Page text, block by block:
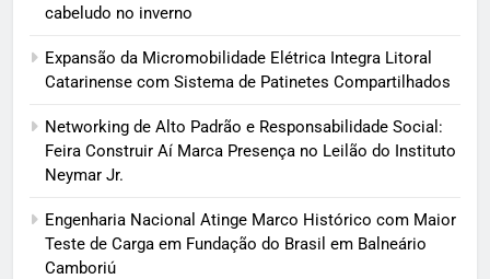
cabeludo no inverno
Expansão da Micromobilidade Elétrica Integra Litoral
Catarinense com Sistema de Patinetes Compartilhados
Networking de Alto Padrão e Responsabilidade Social:
Feira Construir Aí Marca Presença no Leilão do Instituto
Neymar Jr.
Engenharia Nacional Atinge Marco Histórico com Maior
Teste de Carga em Fundação do Brasil em Balneário
Camboriú